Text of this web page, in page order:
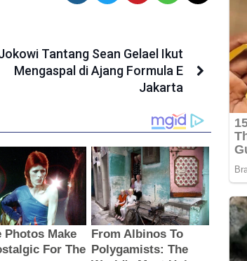
Tantang Sean Gelael Ikut
Mengaspal di Ajang Formula E
Jakarta